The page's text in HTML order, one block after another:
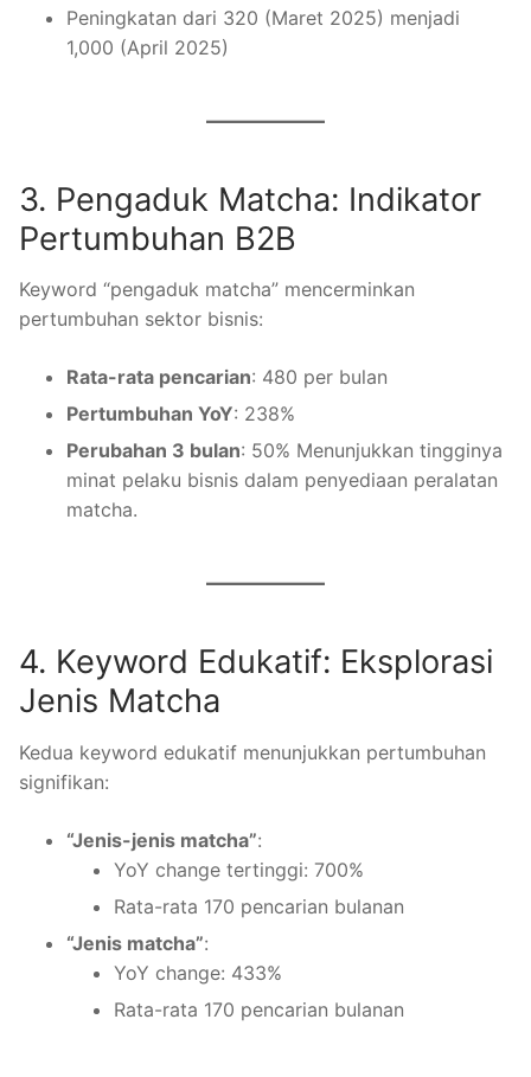
Peningkatan dari 320 (Maret 2025) menjadi
1,000 (April 2025)
3. Pengaduk Matcha: Indikator
Pertumbuhan B2B
Keyword “pengaduk matcha” mencerminkan
pertumbuhan sektor bisnis:
Rata-rata pencarian: 480 per bulan
Pertumbuhan YoY: 238%
Perubahan 3 bulan: 50% Menunjukkan tingginya
minat pelaku bisnis dalam penyediaan peralatan
matcha.
4. Keyword Edukatif: Eksplorasi
Jenis Matcha
Kedua keyword edukatif menunjukkan pertumbuhan
signifikan:
“Jenis-jenis matcha”:
YoY change tertinggi: 700%
Rata-rata 170 pencarian bulanan
“Jenis matcha”:
YoY change: 433%
Rata-rata 170 pencarian bulanan